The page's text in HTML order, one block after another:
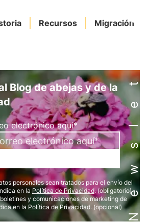
Recursos MigraciónNewsletter
Blog de abejas y de la
electrónico aquí*
personales sean tratados para el envío del
en la Política de Privacidad. (obligatorio)
y comunicaciones de marketing de
en la Política de Privacidad. (opcional)